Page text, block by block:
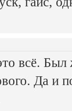
всё.
Да и